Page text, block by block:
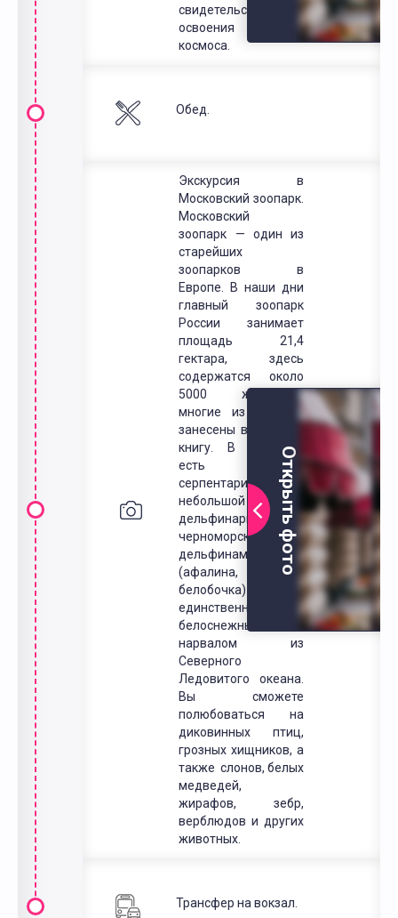
свидетельства изучения и
освоения человеком
космоса.
Обед.
Экскурсия в
Московский зоопарк.
Московский
зоопарк — один из
старейших
зоопарков в
Европе. B наши дни
глaвный зooпapк
Poccии зaнимaeт
плoщaдь 21,4
гeктapa, здесь
coдepжaтcя oкoлo
5000 живoтныx,
многие из которых
занесены в Красную
книгу. В зоопарке
есть крупный
серпентарий,
небольшой
дельфинарий с
черноморскими
дельфинами
(афалина,
белобочка) и
единственным
белоснежным
нарвалом из
Северного
Ледовитого океана.
Вы сможете
полюбоваться на
диковинных птиц,
грозных хищников, а
также слонов, белых
медведей,
жирафов, зебр,
верблюдов и других
животных.
Открыть фото
Трансфер на вокзал.